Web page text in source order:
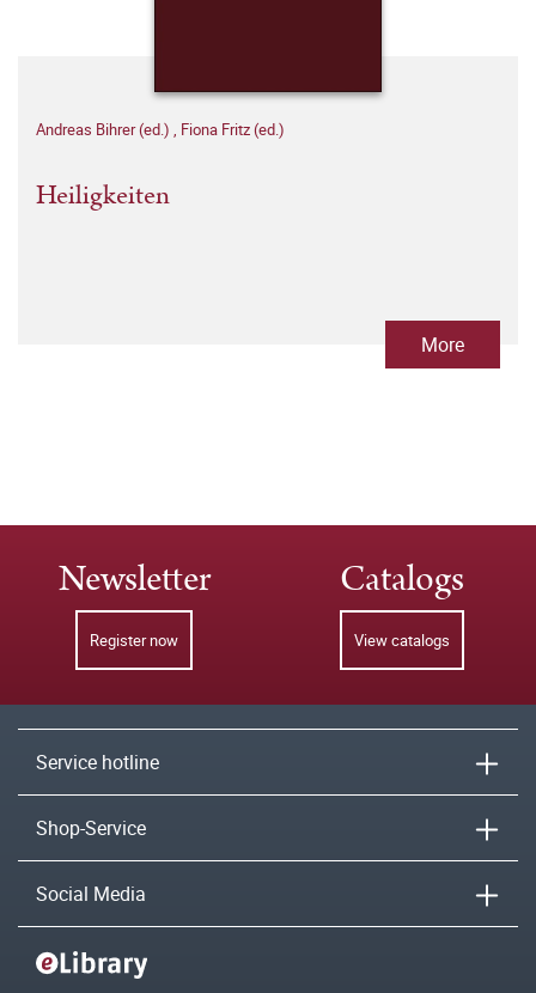
Andreas Bihrer (ed.) , Fiona Fritz (ed.)
Heiligkeiten
More
Newsletter
Register now
Catalogs
View catalogs
Service hotline
Shop-Service
Social Media